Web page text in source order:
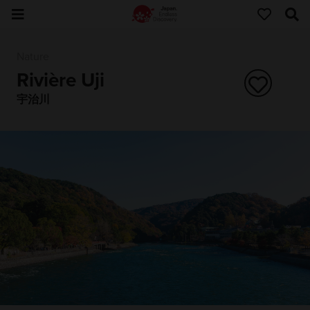
Rivière Uji
宇治川